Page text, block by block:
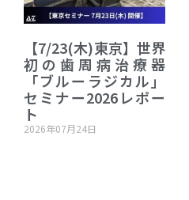
【7/23(木)東京】世界
初の歯周病治療器
「ブルーラジカル」
セミナー2026レポー
ト
2026年07月24日